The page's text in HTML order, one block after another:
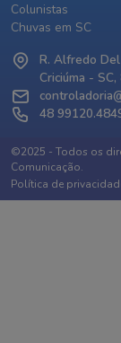
Colunistas
Chuvas em SC
R. Alfredo
Criciúma -
48
©2025 - Todos os
Comunicação.
Política de